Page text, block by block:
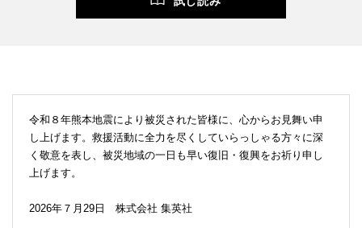
令和８年熊本地震により被災された皆様に、心からお見舞い申
し上げます。救援活動に全力を尽くしていらっしゃる方々に深
く敬意を表し、被災地域の一日も早い復旧・復興をお祈り申し
上げます。
2026年７月29日 株式会社 集英社